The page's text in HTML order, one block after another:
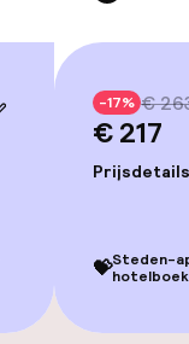
-17% €
€ 217
Prijsdetails
💝Steden-